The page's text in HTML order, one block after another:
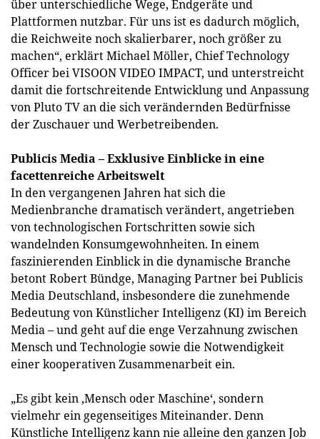
über unterschiedliche Wege, Endgeräte und
Plattformen nutzbar. Für uns ist es dadurch möglich,
die Reichweite noch skalierbarer, noch größer zu
machen“, erklärt Michael Möller, Chief Technology
Officer bei VISOON VIDEO IMPACT, und unterstreicht
damit die fortschreitende Entwicklung und Anpassung
von Pluto TV an die sich verändernden Bedürfnisse
der Zuschauer und Werbetreibenden.
Publicis Media – Exklusive Einblicke in eine
facettenreiche Arbeitswelt
In den vergangenen Jahren hat sich die
Medienbranche dramatisch verändert, angetrieben
von technologischen Fortschritten sowie sich
wandelnden Konsumgewohnheiten. In einem
faszinierenden Einblick in die dynamische Branche
betont Robert Bündge, Managing Partner bei Publicis
Media Deutschland, insbesondere die zunehmende
Bedeutung von Künstlicher Intelligenz (KI) im Bereich
Media – und geht auf die enge Verzahnung zwischen
Mensch und Technologie sowie die Notwendigkeit
einer kooperativen Zusammenarbeit ein.
„Es gibt kein ‚Mensch oder Maschine‘, sondern
vielmehr ein gegenseitiges Miteinander. Denn
Künstliche Intelligenz kann nie alleine den ganzen Job